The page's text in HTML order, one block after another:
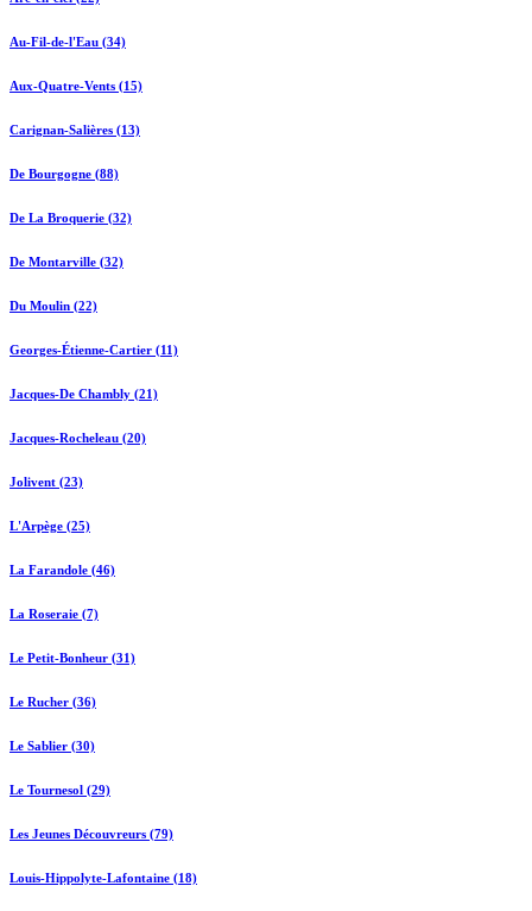
Au-Fil-de-l'Eau (34)
Aux-Quatre-Vents (15)
Carignan-Salières (13)
De Bourgogne (88)
De La Broquerie (32)
De Montarville (32)
Du Moulin (22)
Georges-Étienne-Cartier (11)
Jacques-De Chambly (21)
Jacques-Rocheleau (20)
Jolivent (23)
L'Arpège (25)
La Farandole (46)
La Roseraie (7)
Le Petit-Bonheur (31)
Le Rucher (36)
Le Sablier (30)
Le Tournesol (29)
Les Jeunes Découvreurs (79)
Louis-Hippolyte-Lafontaine (18)